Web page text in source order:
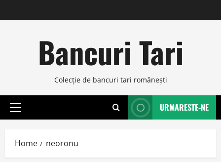
to
Bancuri Tari
Colecţie de bancuri tari româneşti
Primary
URMARESTE-NE
Home neoronu